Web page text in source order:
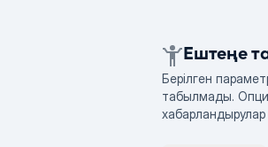
Ештеңе
Берілген
табылмады.